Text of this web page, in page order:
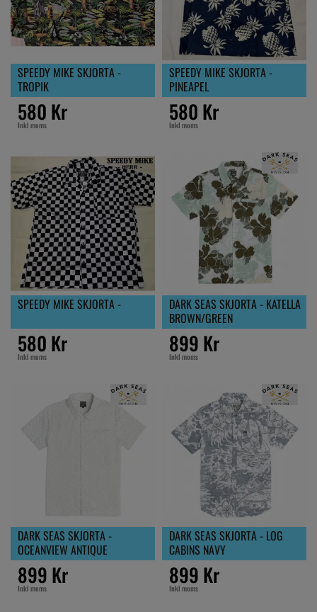
SPEEDY MIKE SKJORTA -
TROPIK
580 Kr
Inkl moms
SPEEDY MIKE SKJORTA -
PINEAPEL
580 Kr
Inkl moms
SPEEDY MIKE SKJORTA -
580 Kr
Inkl moms
DARK SEAS SKJORTA - KATELLA
BROWN/GREEN
899 Kr
Inkl moms
DARK SEAS SKJORTA -
OCEANVIEW ANTIQUE
899 Kr
Inkl moms
DARK SEAS SKJORTA - LOG
CABINS NAVY
899 Kr
Inkl moms